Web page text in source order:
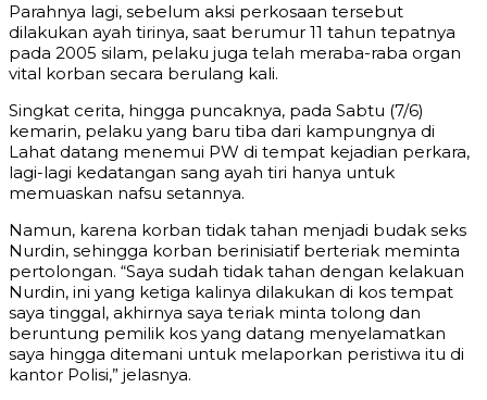
Parahnya lagi, sebelum aksi perkosaan tersebut
dilakukan ayah tirinya, saat berumur 11 tahun tepatnya
pada 2005 silam, pelaku juga telah meraba-raba organ
vital korban secara berulang kali.
Singkat cerita, hingga puncaknya, pada Sabtu (7/6)
kemarin, pelaku yang baru tiba dari kampungnya di
Lahat datang menemui PW di tempat kejadian perkara,
lagi-lagi kedatangan sang ayah tiri hanya untuk
memuaskan nafsu setannya.
Namun, karena korban tidak tahan menjadi budak seks
Nurdin, sehingga korban berinisiatif berteriak meminta
pertolongan. “Saya sudah tidak tahan dengan kelakuan
Nurdin, ini yang ketiga kalinya dilakukan di kos tempat
saya tinggal, akhirnya saya teriak minta tolong dan
beruntung pemilik kos yang datang menyelamatkan
saya hingga ditemani untuk melaporkan peristiwa itu di
kantor Polisi,” jelasnya.